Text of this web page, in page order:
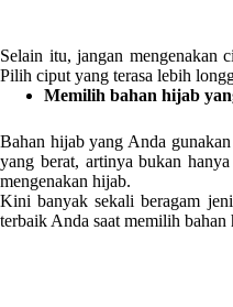
Selain itu, jangan mengenakan
Pilih ciput yang terasa lebih
Memilih bahan hijab
Bahan hijab yang Anda
yang berat, artinya bukan
mengenakan hijab.
Kini banyak sekali beragam
terbaik Anda saat memilih